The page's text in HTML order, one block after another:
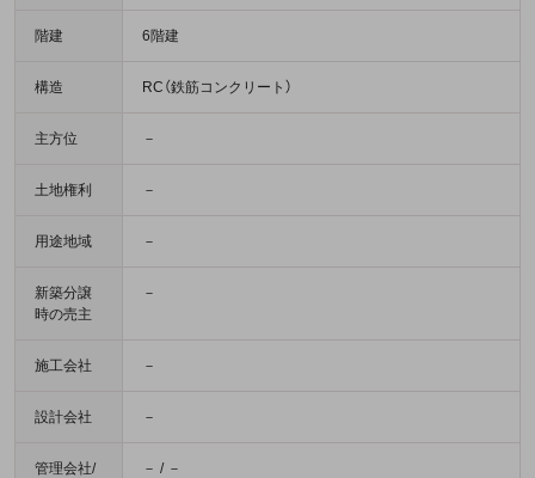
階建 6階建
構造 RC（鉄筋コンクリート）
主方位 －
土地権利 －
用途地域 －
新築分譲
時の売主
－
施工会社 －
設計会社 －
管理会社/ － / －